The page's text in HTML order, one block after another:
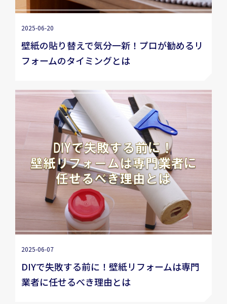
2025-06-20
壁紙の貼り替えで気分一新！プロが勧めるリ
フォームのタイミングとは
2025-06-07
DIYで失敗する前に！壁紙リフォームは専門
業者に任せるべき理由とは